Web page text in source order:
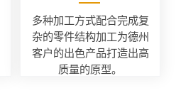
多种加工方式配合完成复
杂的零件结构加工为德州
客户的出色产品打造出高
质量的原型。